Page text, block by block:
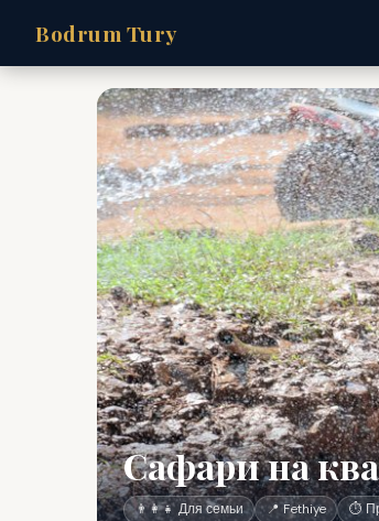
Bodrum Tury
Сафари на
👨‍👩‍👧 Для семьи 📍 Fethiye ⏱